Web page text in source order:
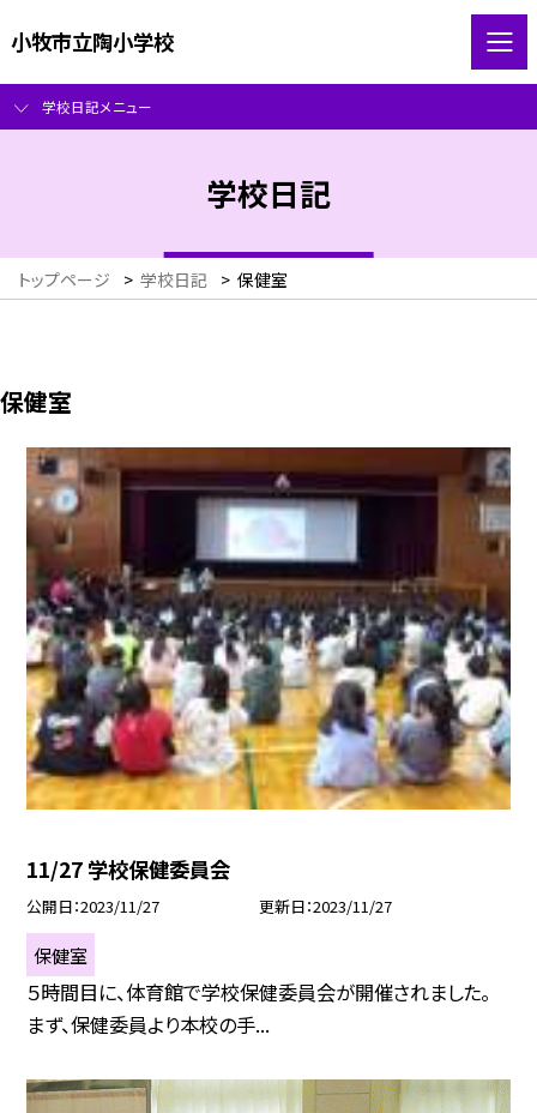
小牧市立陶小学校
学校日記メニュー
学校日記
トップページ > 学校日記 > 保健室
保健室
11/27 学校保健委員会
公開日 2023/11/27 更新日 2023/11/27
保健室
５時間目に、体育館で学校保健委員会が開催されました。
まず、保健委員より本校の手...